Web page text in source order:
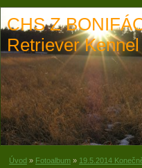
CHS Z
Retriever Kennel
Úvod » Fotoalbum » 19.5.2014